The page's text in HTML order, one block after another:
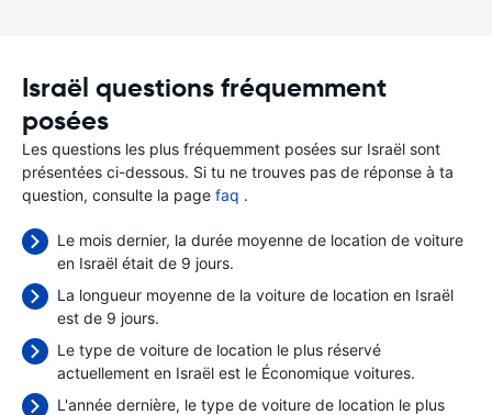
Israël questions fréquemment
posées
Les questions les plus fréquemment posées sur Israël sont
présentées ci-dessous. Si tu ne trouves pas de réponse à ta
question, consulte la page faq .
Le mois dernier, la durée moyenne de location de voiture
en Israël était de 9 jours.
La longueur moyenne de la voiture de location en Israël
est de 9 jours.
Le type de voiture de location le plus réservé
actuellement en Israël est le Économique voitures.
L'année dernière, le type de voiture de location le plus